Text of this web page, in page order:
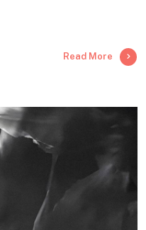
Read More